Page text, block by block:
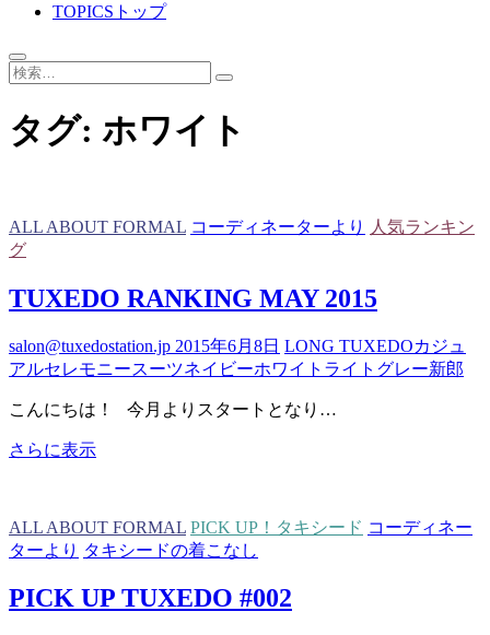
TOPICSトップ
検
タグ: ホワイト
ALL ABOUT FORMAL コーディネーターより
人気ランキン
グ
TUXEDO RANKING MAY 2015
salon@tuxedostation.jp 2015年6月8日 LONG TUXEDOカジュ
アルセレモニースーツネイビーホワイト ライトグレー新郎
こんにちは！ 今月よりスタートとなり…
さらに表示TUXEDO
ALL ABOUT FORMAL PICK UP！タキシード コーディネー
ターより タキシードの着こなし
PICK UP TUXEDO #002